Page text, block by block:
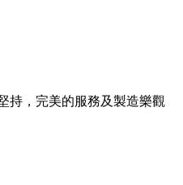
持，完美的服務及製造樂觀